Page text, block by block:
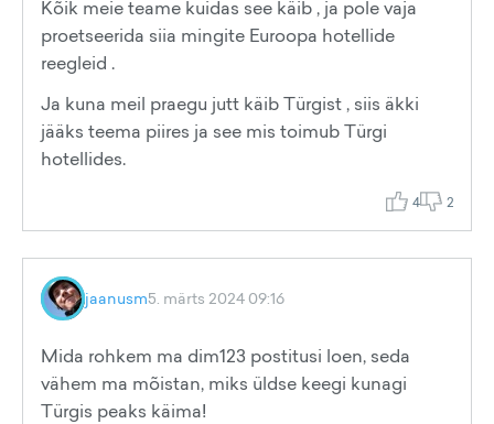
Kõik meie teame kuidas see käib , ja pole vaja
proetseerida siia mingite Euroopa hotellide
reegleid .
Ja kuna meil praegu jutt käib Türgist , siis äkki
jääks teema piires ja see mis toimub Türgi
hotellides.
4 2
jaanusm5. märts 2024 09:16
Mida rohkem ma dim123 postitusi loen, seda
vähem ma mõistan, miks üldse keegi kunagi
Türgis peaks käima!